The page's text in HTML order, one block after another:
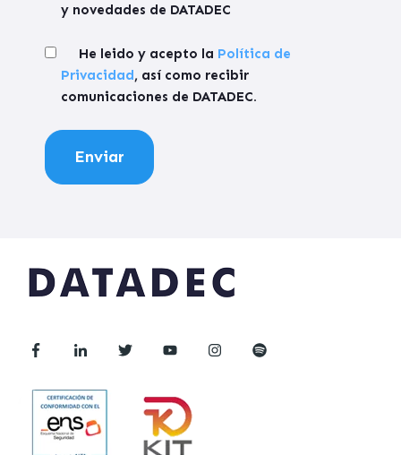
y novedades de DATADEC
He leido y acepto la Política de
Privacidad, así como recibir
comunicaciones de DATADEC.